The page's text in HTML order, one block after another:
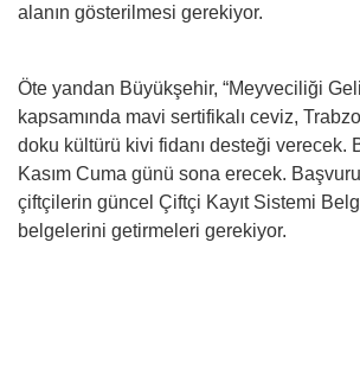
alanın gösterilmesi gerekiyor.
Öte yandan Büyükşehir, “Meyveciliği
kapsamında mavi sertifikalı ceviz,
doku kültürü kivi fidanı desteği verecek.
Kasım Cuma günü sona erecek.
çiftçilerin güncel Çiftçi Kayıt Sistemi
belgelerini getirmeleri gerekiyor.